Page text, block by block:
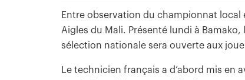
Entre observation du championnat local
Aigles du Mali. Présenté lundi à
sélection nationale sera ouverte aux
Le technicien français a d’abord mis en